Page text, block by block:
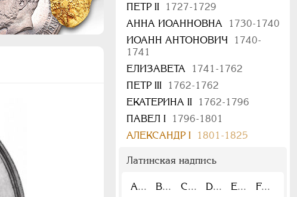
ПЕТР II
1727-1729
АННА ИОАННОВНА
1730-1740
ИОАНН АНТОНОВИЧ
1740-
1741
ЕЛИЗАВЕТА
1741-1762
ПЕТР III
1762-1762
ЕКАТЕРИНА II
1762-1796
ПАВЕЛ I
1796-1801
АЛЕКСАНДР I
1801-1825
Латинская надпись
A B C D E
F